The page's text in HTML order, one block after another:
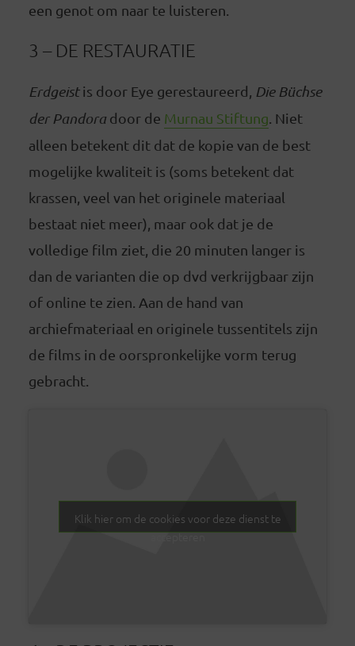
een genot om naar te luisteren.
3 – DE RESTAURATIE
Erdgeistis door Eye gerestaureerd, Die Büchse
der Pandora door de Murnau Stiftung . Niet
alleen betekent dit dat de kopie van de best
mogelijke kwaliteit is (soms betekent dat
krassen, veel van het originele materiaal
bestaat niet meer), maar ook dat je de
volledige film ziet, die 20 minuten langer is
dan de varianten die op dvd verkrijgbaar zijn
of online te zien. Aan de hand van
archiefmateriaal en originele tussentitels zijn
de films in de oorspronkelijke vorm terug
gebracht.
Klik hier om de cookies voor deze dienst te
accepteren